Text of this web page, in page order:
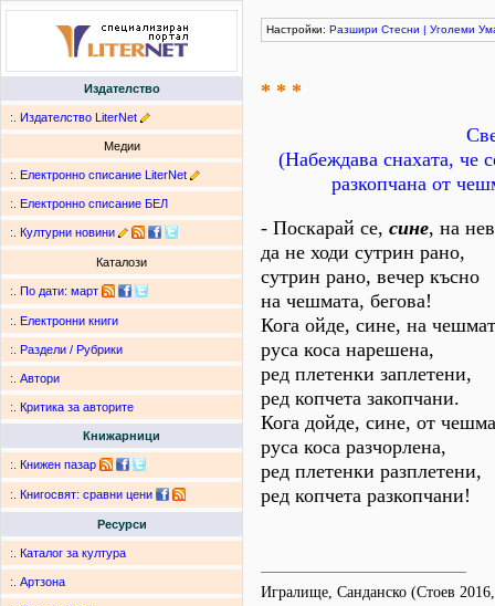
Издателство
:. Издателство LiterNet
Медии
:. Електронно списание LiterNet
:. Електронно списание БЕЛ
:. Културни новини
Каталози
:. По дати: март
:. Електронни книги
:. Раздели / Рубрики
:. Автори
:. Критика за авторите
Книжарници
:. Книжен пазар
:. Книгосвят: сравни цени
Ресурси
:. Каталог за култура
:. Артзона
Настройки: Разшири Стесни | Уголеми
* * *
(Набеждава снахата, че
разкопчана от
- Поскарай се, сине, на
да не ходи сутрин рано,
сутрин рано, вечер късно
на чешмата, бегова!
Кога ойде, сине, на
руса коса нарешена,
ред плетенки заплетени,
ред копчета закопчани.
Кога дойде, сине, от
руса коса разчорлена,
ред плетенки разплетени,
ред копчета разкопчани!
Игралище, Санданско (Стоев